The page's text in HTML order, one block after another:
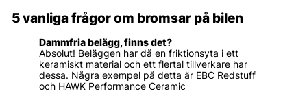
5 vanliga frågor om bromsar på bilen
Dammfria belägg, finns det?
Absolut! Beläggen har då en friktionsyta i ett
keramiskt material och ett flertal tillverkare har
dessa. Några exempel på detta är EBC Redstuff
och HAWK Performance Ceramic